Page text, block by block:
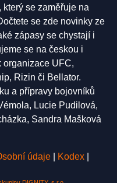
se zaměřuje na
se zde novinky ze
zápasy se chystají i
se na českou i
organizace UFC,
Rizin či Bellator.
a přípravy bojovníků
Lucie Pudilová,
Sandra Mašková
údaje Kodex